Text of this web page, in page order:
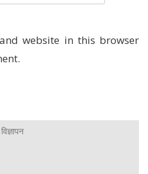
website in this browser